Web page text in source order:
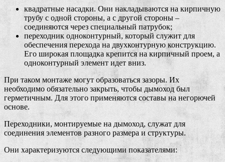
квадратные насадки. Они накладываются на кирпичную
трубу с одной стороны, а с другой стороны –
соединяются через специальный патрубок;
переходник одноконтурный, который служит для
обеспечения перехода на двухконтурную конструкцию.
Его широкая площадка крепится на кирпичный проем, а
одноконтурный элемент идет вниз.
При таком монтаже могут образоваться зазоры. Их
необходимо обязательно закрыть, чтобы дымоход был
герметичным. Для этого применяются составы на негорючей
основе.
Переходники, монтируемые на дымоход, служат для
соединения элементов разного размера и структуры.
Они характеризуются следующими показателями: